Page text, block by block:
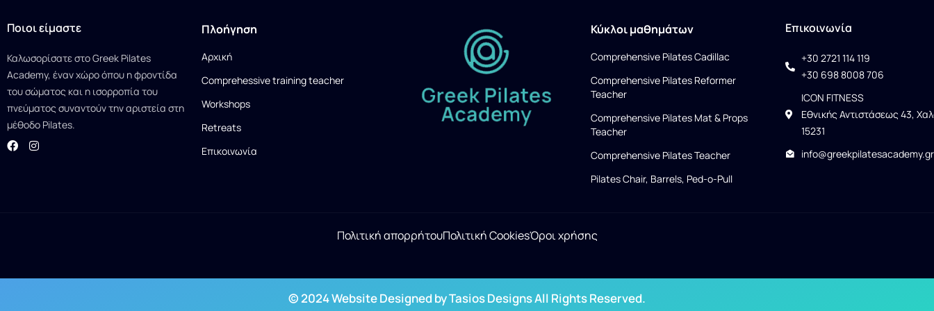
Ποιοι είμαστε
Καλωσορίσατε στο Greek Pilates
Academy, έναν χώρο όπου η φροντίδα
του σώματος και η ισορροπία του
πνεύματος συναντούν την αριστεία στη
μέθοδο Pilates.
Πλοήγηση
Αρχική
Comprehessive training teacher
Workshops
Retreats
Επικοινωνία
Κύκλοι μαθημάτων
Comprehensive Pilates Cadillac
Comprehensive Pilates Reformer
Teacher
Comprehensive Pilates Mat & Props
Teacher
Comprehensive Pilates Teacher
Pilates Chair, Barrels, Ped-o-Pull
Επικοινωνία
+30 2721 114 119
+30 698 8008 706
ICON FITNESS
Εθνικής Αντιστάσεως 43,
15231
info@greekpilatesacademy.gr
Πολιτική απορρήτουΠολιτική CookiesΌροι χρήσης
© 2024 Website Designed by Tasios Designs All Rights Reserved.